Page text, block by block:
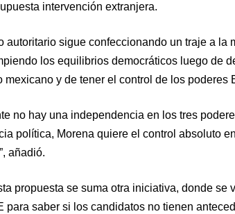
intervención extranjera.
autoritario sigue confeccionando un traje a la
los equilibrios democráticos luego de
mexicano y de tener el control de los poderes
no hay una independencia en los tres
política, Morena quiere el control absoluto
añadió.
propuesta se suma otra iniciativa, donde se
para saber si los candidatos no tienen